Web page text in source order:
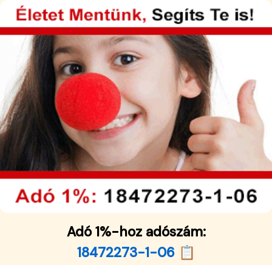
Adó 1%-hoz adószám:
18472273-1-06 📋